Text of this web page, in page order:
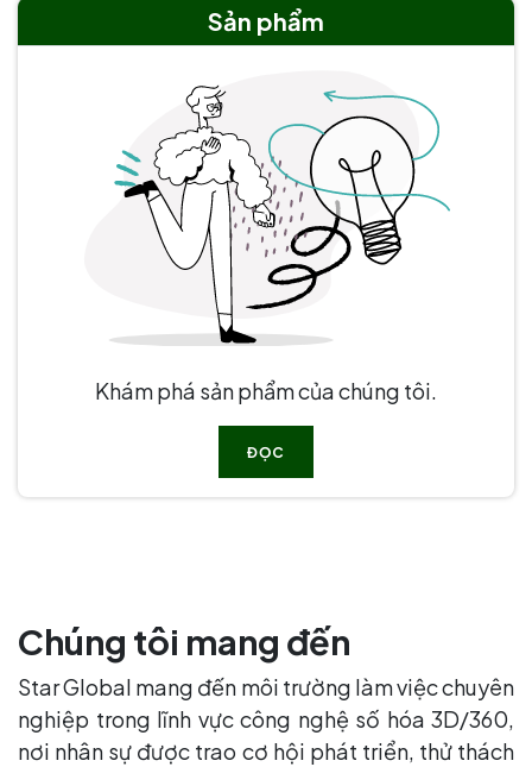
Sản phẩm
Khám phá sản phẩm của chúng tôi.
ĐỌC
Chúng tôi mang đến
Star Global mang đến môi trường làm việc chuyên
nghiệp trong lĩnh vực công nghệ số hóa 3D/360,
nơi nhân sự được trao cơ hội phát triển, thử thách